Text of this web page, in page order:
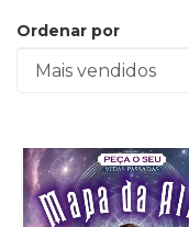
Ordenar por